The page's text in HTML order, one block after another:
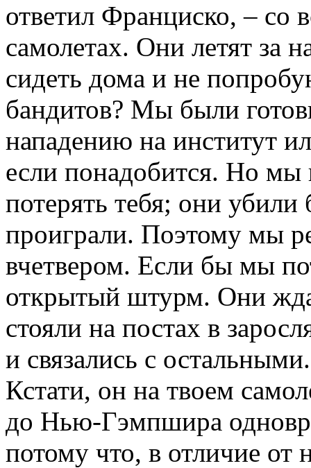
ответил Франциско, – со
самолетах. Они летят за
сидеть дома и не
бандитов? Мы были
нападению на институт
если понадобится. Но
потерять тебя; они
проиграли. Поэтому мы
вчетвером. Если бы мы
открытый штурм. Они
стояли на постах в
и связались с
Кстати, он на твоем
до Нью-Гэмпшира
потому что, в отличие от